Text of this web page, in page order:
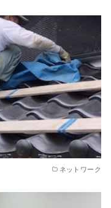
ネットワーク